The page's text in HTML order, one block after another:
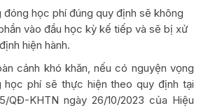
đóng học phí đúng quy định sẽ không
vào đầu học kỳ kế tiếp và sẽ bị xử
hiện hành.
cảnh khó khăn, nếu có nguyện vọng
học phí sẽ thực hiện theo quy định tại
QĐ-KHTN ngày 26/10/2023 của Hiệu